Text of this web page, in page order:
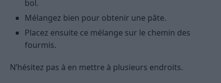
bol.
Mélangez bien pour obtenir une pâte.
Placez ensuite ce mélange sur le chemin des
fourmis.
N’hésitez pas à en mettre à plusieurs endroits.